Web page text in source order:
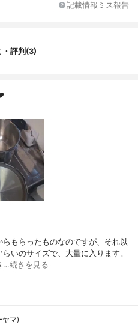
記載情報ミス報告
・評判(3)
もらったものなのですが、それ以
いのサイズで、大量に入ります。
…続きを見る
ヤマ)